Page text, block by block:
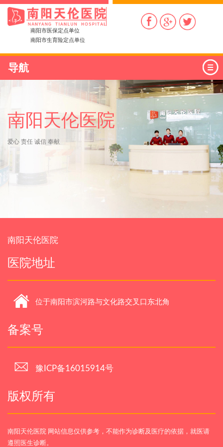
南阳市医保定点单位
南阳市生育险定点单位
导航
南阳天伦医院
爱心 责任 诚信 奉献
南阳天伦医院
医院地址
位于南阳市滨河路与文化路交叉口东北角
备案号
豫ICP备16015914号
版权所有
南阳天伦医院 网站信息仅供参考，不能作为诊断及医疗的依据，就医请
遵照医生诊断。